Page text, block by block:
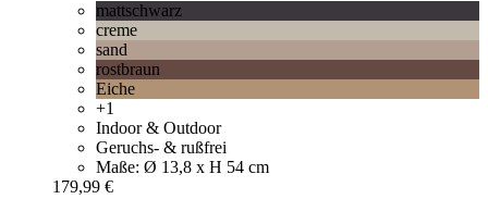
mattschwarz
creme
sand
rostbraun
Eiche
+1
Indoor & Outdoor
Geruchs- & rußfrei
Maße: Ø 13,8 x H 54 cm
179,99 €